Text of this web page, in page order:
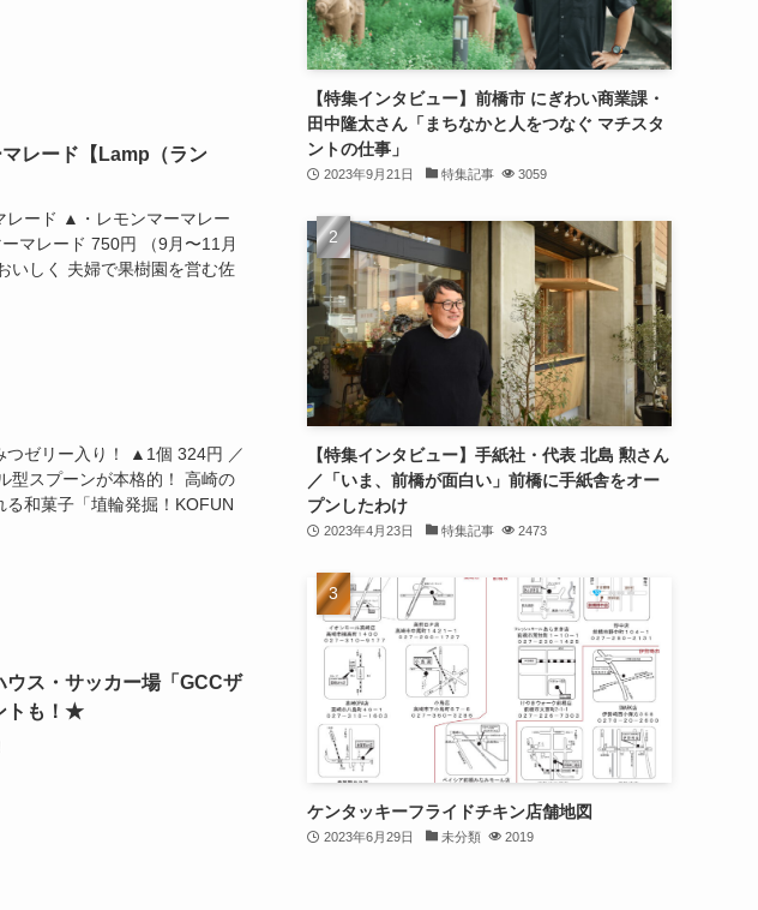
レード【Lamp（ラン
レード ▲・レモンマーマレー
マレード 750円 （9月〜11月
いしく 夫婦で果樹園を営む佐
つゼリー入り！ ▲1個 324円 ／
型スプーンが本格的！ 高崎の
和菓子「埴輪発掘！KOFUN
ウス・サッカー場「GCCザ
トも！★
【特集インタビュー】前橋市 にぎわい商業課・
田中隆太さん「まちなかと人をつなぐ マチスタ
ントの仕事」
2023年9月21日 特集記事 3059
【特集インタビュー】手紙社・代表 北島 勲さん
／「いま、前橋が面白い」前橋に手紙舎をオー
プンしたわけ
2023年4月23日 特集記事 2473
ケンタッキーフライドチキン店舗地図
2023年6月29日 未分類 2019